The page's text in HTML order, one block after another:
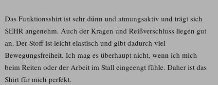
Das Funktionsshirt ist sehr dünn und atmungsaktiv und trägt sich
SEHR angenehm. Auch der Kragen und Reißverschluss liegen gut
an. Der Stoff ist leicht elastisch und gibt dadurch viel
Bewegungsfreiheit. Ich mag es überhaupt nicht, wenn ich mich
beim Reiten oder der Arbeit im Stall eingeengt fühle. Daher ist das
Shirt für mich perfekt.